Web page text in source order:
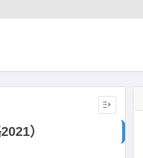
）